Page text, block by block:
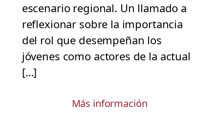
escenario regional. Un llamado a
reflexionar sobre la importancia
del rol que desempeñan los
jóvenes como actores de la actual
[…]
Más información